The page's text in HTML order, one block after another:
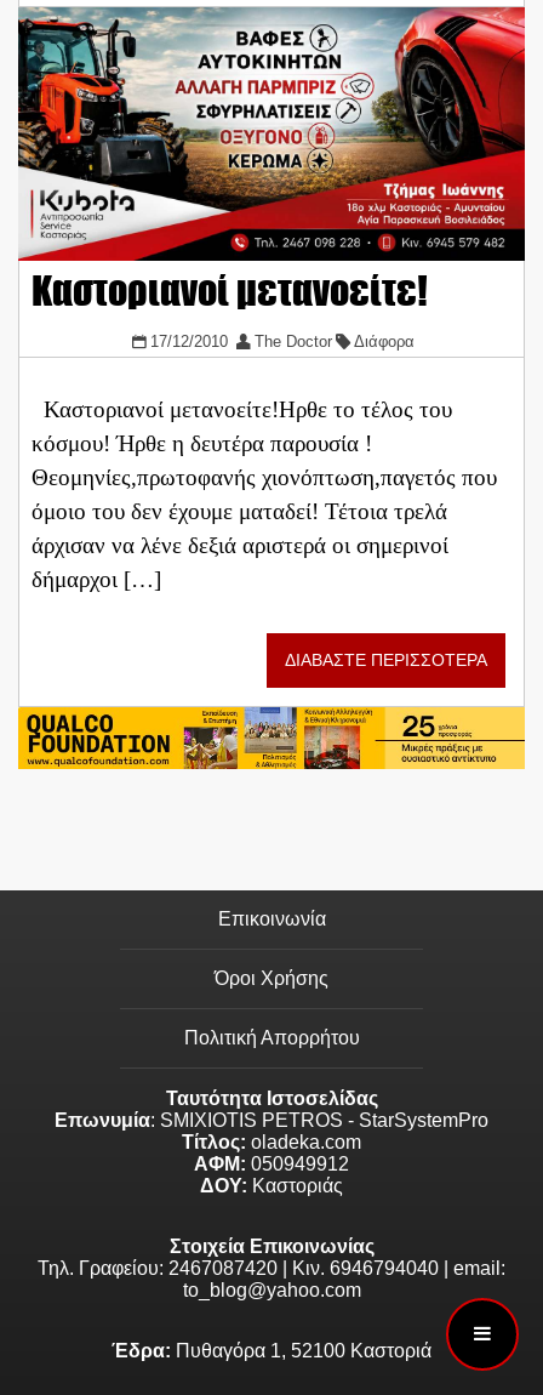
Καστοριανοί μετανοείτε!
17/12/2010 The Doctor Διάφορα
Καστοριανοί μετανοείτε!Ηρθε το τέλος του
κόσμου! Ήρθε η δευτέρα παρουσία !
Θεομηνίες,πρωτοφανής χιονόπτωση,παγετός που
όμοιο του δεν έχουμε ματαδεί! Τέτοια τρελά
άρχισαν να λένε δεξιά αριστερά οι σημερινοί
δήμαρχοι […]
ΔΙΑΒΑΣΤΕ ΠΕΡΙΣΣΟΤΕΡΑ
Επικοινωνία
Όροι Χρήσης
Πολιτική Απορρήτου
Ταυτότητα Ιστοσελίδας
Επωνυμία: SMIXIOTIS PETROS - StarSystemPro
Τίτλος: oladeka.com
ΑΦΜ: 050949912
ΔΟΥ: Καστοριάς
Στοιχεία Επικοινωνίας
Τηλ. Γραφείου: 2467087420 | Κιν. 6946794040 | email:
to_blog@yahoo.com
Έδρα: Πυθαγόρα 1, 52100 Καστοριά